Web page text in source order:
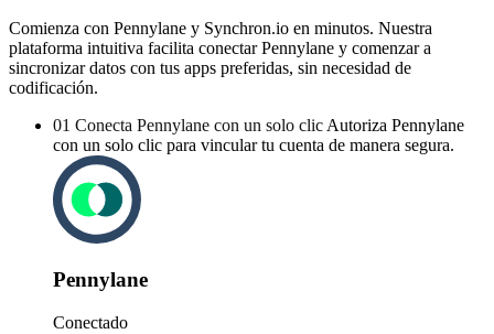
Comienza con Pennylane y Synchron.io en minutos. Nuestra
plataforma intuitiva facilita conectar Pennylane y comenzar a
sincronizar datos con tus apps preferidas, sin necesidad de
codificación.
01 Conecta Pennylane con un solo clic Autoriza Pennylane
con un solo clic para vincular tu cuenta de manera segura.
Pennylane
Conectado